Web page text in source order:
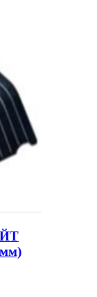
мм)